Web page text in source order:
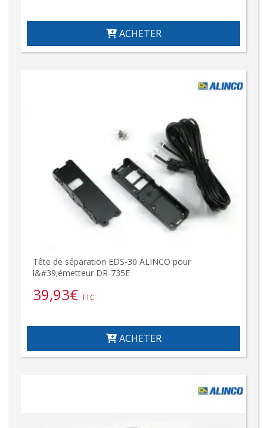
ACHETER
Tête de séparation EDS-30 ALINCO pour
l&#39;émetteur DR-735E
39,93€ TTC
ACHETER